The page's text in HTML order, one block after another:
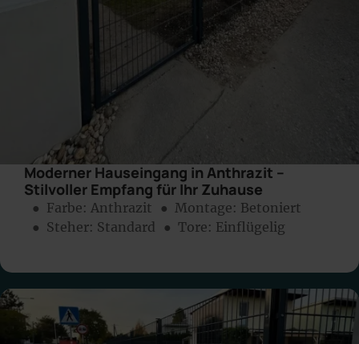
Moderner Hauseingang in Anthrazit –
Stilvoller Empfang für Ihr Zuhause
● Farbe: Anthrazit ● Montage: Betoniert
● Steher: Standard
● Tore: Einflügelig